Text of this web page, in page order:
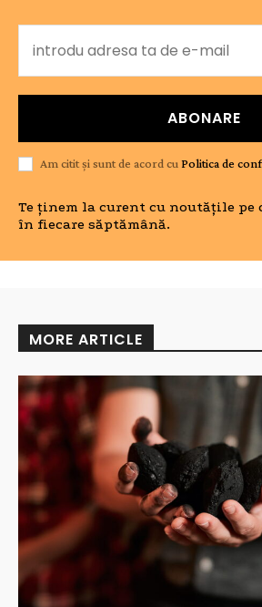
ABONARE
Am citit și sunt de acord cu Politica de
Te ținem la curent cu noutățile pe
în fiecare săptămână.
MORE ARTICLE